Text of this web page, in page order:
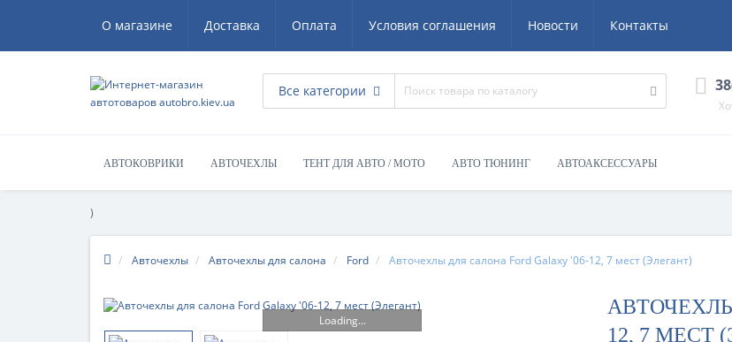
О магазине Доставка Оплата Условия соглашения Новости Контакты
Все категории
АВТОКОВРИКИ АВТОЧЕХЛЫ ТЕНТ ДЛЯ АВТО / МОТО АВТО ТЮНИНГ АВТОАКСЕССУАРЫ
)
Авточехлы Авточехлы для салона Ford Авточехлы для салона Ford Galaxy '06-12, 7 мест (Элегант)
Loading...
АВТОЧЕХЛЫ
12, 7 МЕСТ